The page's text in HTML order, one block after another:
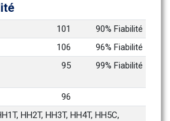
101
90% Fiabilité
106
96% Fiabilité
95 99% Fiabilité
96
HH2T, HH3T, HH4T, HH5C,